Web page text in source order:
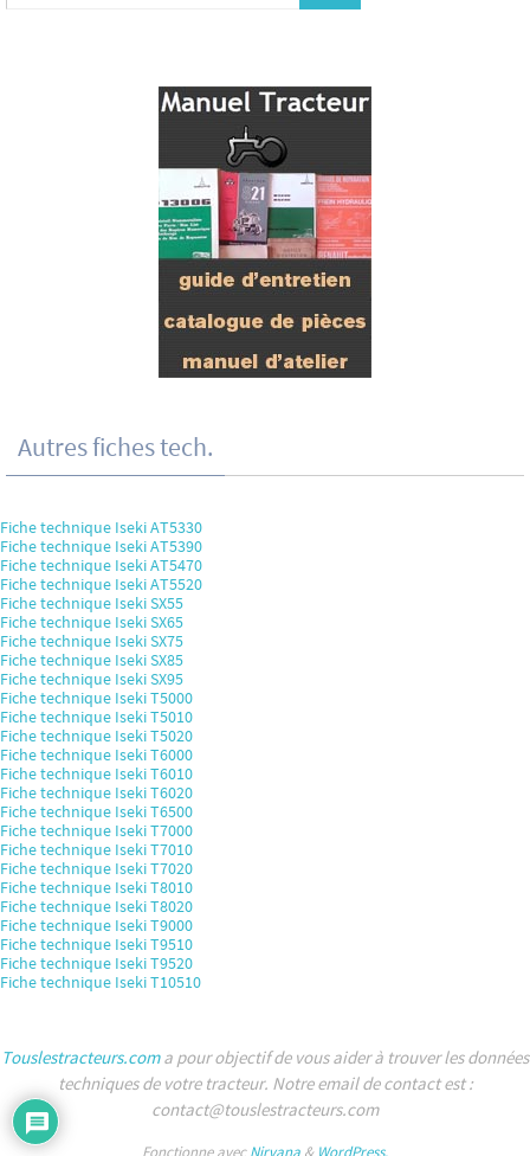
Autres fiches tech.
Fiche technique Iseki AT5330
Fiche technique Iseki AT5390
Fiche technique Iseki AT5470
Fiche technique Iseki AT5520
Fiche technique Iseki SX55
Fiche technique Iseki SX65
Fiche technique Iseki SX75
Fiche technique Iseki SX85
Fiche technique Iseki SX95
Fiche technique Iseki T5000
Fiche technique Iseki T5010
Fiche technique Iseki T5020
Fiche technique Iseki T6000
Fiche technique Iseki T6010
Fiche technique Iseki T6020
Fiche technique Iseki T6500
Fiche technique Iseki T7000
Fiche technique Iseki T7010
Fiche technique Iseki T7020
Fiche technique Iseki T8010
Fiche technique Iseki T8020
Fiche technique Iseki T9000
Fiche technique Iseki T9510
Fiche technique Iseki T9520
Fiche technique Iseki T10510
Touslestracteurs.coma pour objectif de vous aider à trouver les données
techniques de votre tracteur. Notre email de contact est :
contact@touslestracteurs.com
Fonctionne avecNirvana & WordPress.